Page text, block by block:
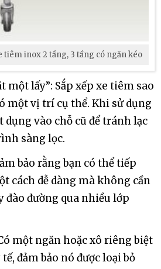
tiêm inox 2 tầng, 3 tầng có ngăn kéo
một lấy”: Sắp xếp xe tiêm sao
một vị trí cụ thể. Khi sử dụng
dụng vào chỗ cũ để tránh lạc
sàng lọc.
bảo rằng bạn có thể tiếp
cách dễ dàng mà không cần
đường qua nhiều lớp
một ngăn hoặc xô riêng biệt
đảm bảo nó được loại bỏ